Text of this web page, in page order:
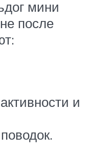
мини
после
и